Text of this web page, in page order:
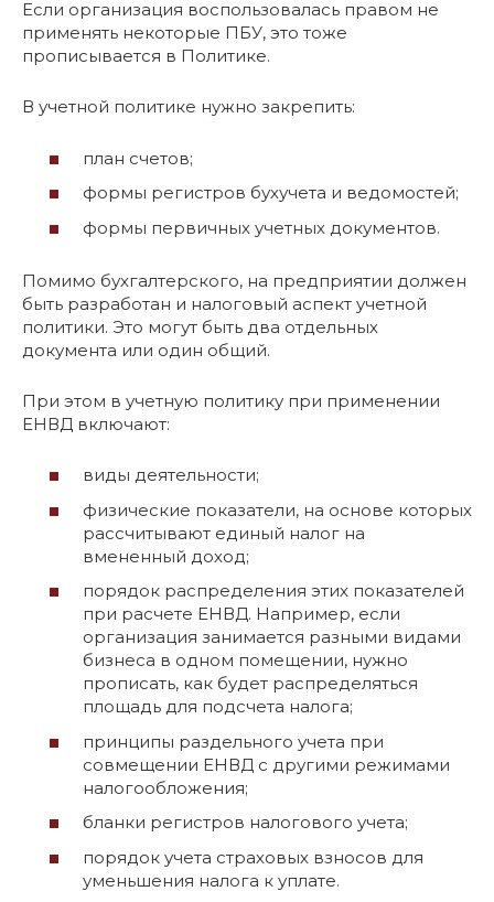
Если организация воспользовалась правом не
применять некоторые ПБУ, это тоже
прописывается в Политике.
В учетной политике нужно закрепить:
план счетов;
формы регистров бухучета и ведомостей;
формы первичных учетных документов.
Помимо бухгалтерского, на предприятии должен
быть разработан и налоговый аспект учетной
политики. Это могут быть два отдельных
документа или один общий.
При этом в учетную политику при применении
ЕНВД включают:
виды деятельности;
физические показатели, на основе которых
рассчитывают единый налог на
вмененный доход;
порядок распределения этих показателей
при расчете ЕНВД. Например, если
организация занимается разными видами
бизнеса в одном помещении, нужно
прописать, как будет распределяться
площадь для подсчета налога;
принципы раздельного учета при
совмещении ЕНВД с другими режимами
налогообложения;
бланки регистров налогового учета;
порядок учета страховых взносов для
уменьшения налога к уплате.